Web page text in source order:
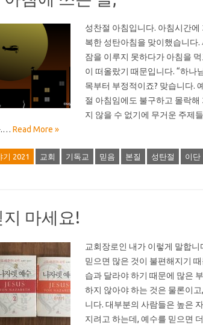
성찬절 아침입니다. 아침시간
복한 성탄아침을 맞이했습니다
잠을 이루지 못하다가 아침을
이 떠올랐기 때문입니다. “하나
목부터 부정적이죠? 맞습니다.
절 아침임에도 불구하고 몰락
지 않을 수 없기에 무거운 주제
.… Read More »
기 2021 교회 기독교 믿음 본질 성탄절 이단
마세요!
교회장로인 내가 이렇게 말합
믿으면 많은 것이 불편해지기
습과 달라야 하기 때문에 많은
하지 않아야 하는 것은 물론이
니다. 대부분의 사람들은 높은
지려고 하는데, 예수를 믿으면